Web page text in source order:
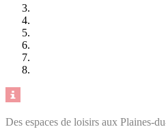
Des espaces de loisirs aux Plaines-